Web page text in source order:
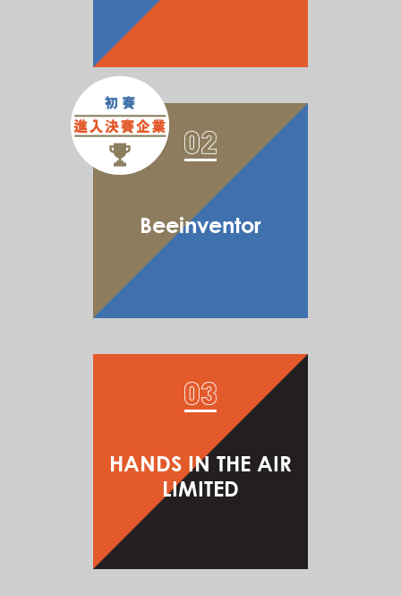
Beeinventor
HANDS IN THE AIR
LIMITED